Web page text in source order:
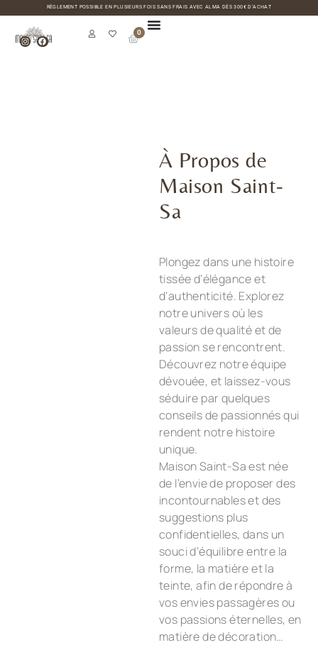
RÈGLEMENT POSSIBLE EN PLUSIEURS FOIS SANS FRAIS AVEC ALMA DÈS 300€ D’ACHAT
0
À Propos de
Maison Saint-
Sa
Plongez dans une histoire
tissée d’élégance et
d’authenticité. Explorez
notre univers où les
valeurs de qualité et de
passion se rencontrent.
Découvrez notre équipe
dévouée, et laissez-vous
séduire par quelques
conseils de passionnés qui
rendent notre histoire
unique.
Maison Saint-Sa est née
de l’envie de proposer des
incontournables et des
suggestions plus
confidentielles, dans un
souci d’équilibre entre la
forme, la matière et la
teinte, afin de répondre à
vos envies passagères ou
vos passions éternelles, en
matière de décoration…